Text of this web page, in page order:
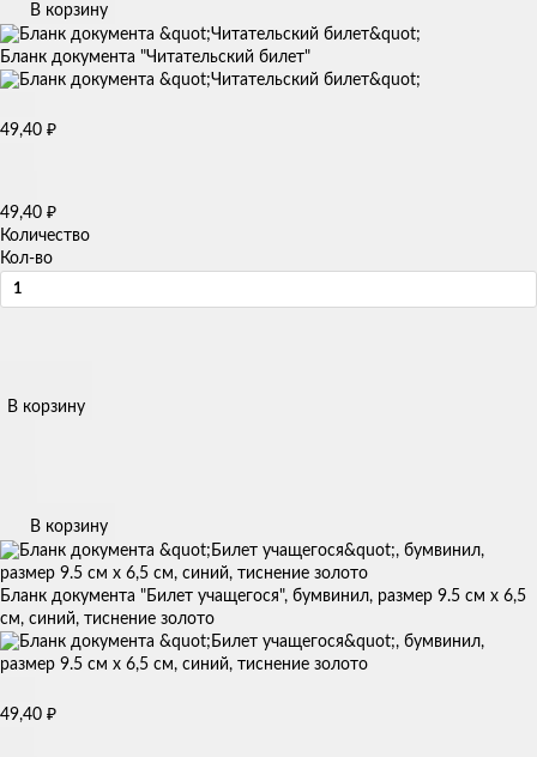
В корзину
Бланк документа "Читательский билет"
49,40 ₽
49,40 ₽
Количество
Кол-во
В корзину
В корзину
Бланк документа "Билет учащегося", бумвинил, размер 9.5 см х 6,5
см, синий, тиснение золото
49,40 ₽